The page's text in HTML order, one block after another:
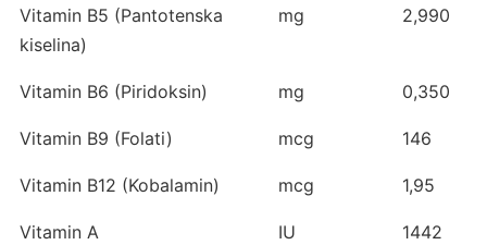
Vitamin B5 (Pantotenska
kiselina)
mg 2,990
Vitamin B6 (Piridoksin) mg 0,350
Vitamin B9 (Folati) mcg 146
Vitamin B12 (Kobalamin) mcg 1,95
Vitamin A IU 1442